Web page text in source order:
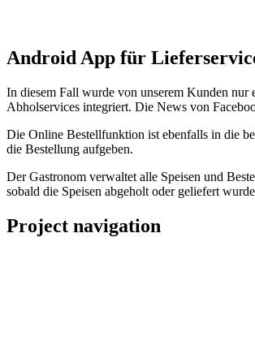
Android App für
In diesem Fall wurde von unserem Kunden
Abholservices integriert. Die News von
Die Online Bestellfunktion ist ebenfalls in die
die Bestellung aufgeben.
Der Gastronom verwaltet alle Speisen und
sobald die Speisen abgeholt oder geliefert
Project navigation